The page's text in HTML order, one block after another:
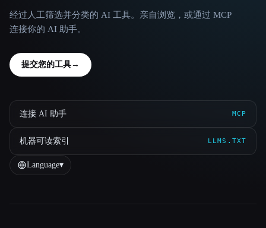
经过人工筛选并分类的 AI 工具。亲自浏览，或通过 MCP
连接你的 AI 助手。
提交您的工具→
连接 AI 助手 MCP
机器可读索引 LLMS.TXT
Language▾